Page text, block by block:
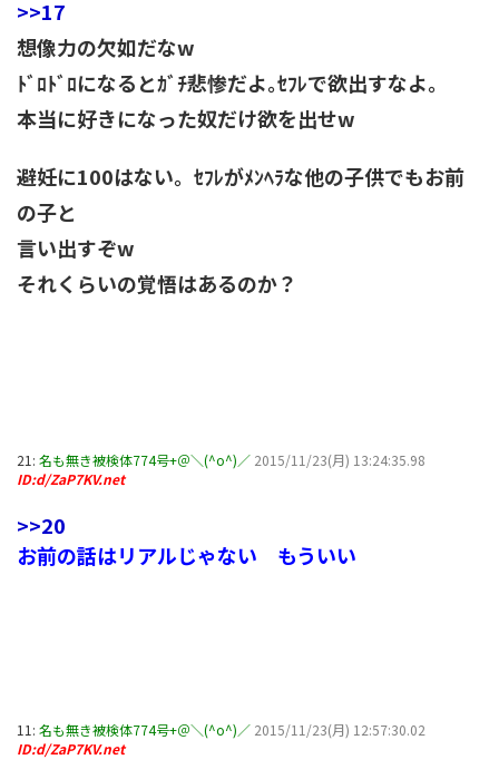
>>17
想像力の欠如だなw
ﾄﾞﾛﾄﾞﾛになるとｶﾞﾁ悲惨だよ｡ｾﾌﾚで欲出すなよ｡
本当に好きになった奴だけ欲を出せw
避妊に100はない。ｾﾌﾚがﾒﾝﾍﾗな他の子供でもお前
の子と
言い出すぞw
それくらいの覚悟はあるのか？
21: 名も無き被検体774号+＠＼(^o^)／ 2015/11/23(月) 13:24:35.98
ID:d/ZaP7KV.net
>>20
お前の話はリアルじゃない もういい
11: 名も無き被検体774号+＠＼(^o^)／ 2015/11/23(月) 12:57:30.02
ID:d/ZaP7KV.net